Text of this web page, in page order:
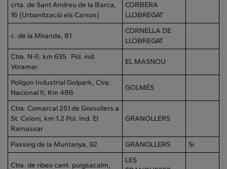
crta. de Sant Andreu de la Barca,
16 (Urbanització els Carsos)
CORBERA
LLOBREGAT
c. de la Miranda, 81
CORNELLA DE
LLOBREGAT
Ctra. N-II, km 635 Pol. ind.
Voramar
EL MASNOU
Polígon Industrial Golpark, Ctra.
Nacional II, Km 486
GOLMÉS
Ctra. Comarcal 251 de Granollers a
St. Celoni, km 1.2 Pol. Ind. El
Ramassar
GRANOLLERS
Passeig de la Muntanya, 92 GRANOLLERS Si
Ctra. de ribes cant. puigsacalm,
LES